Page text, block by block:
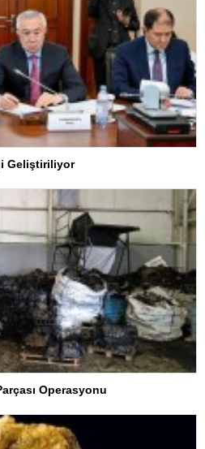
Geliştiriliyor
Operasyonu